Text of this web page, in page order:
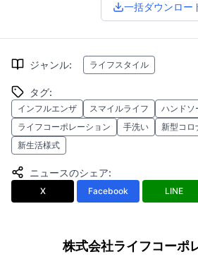
一括ダウンロー
ジャンル: ライフスタイル
タグ:
インフルエンザ スマイルライフ ハンドソ
ライフコーポレーション
手洗い
新型コロ
新生活様式
ニュースのシェア:
X Facebook LINE
株式会社ライフコーポ